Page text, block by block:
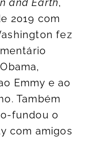
and Earth,
2019 com
fez
Emmy e ao
Também
fundou o
com amigos